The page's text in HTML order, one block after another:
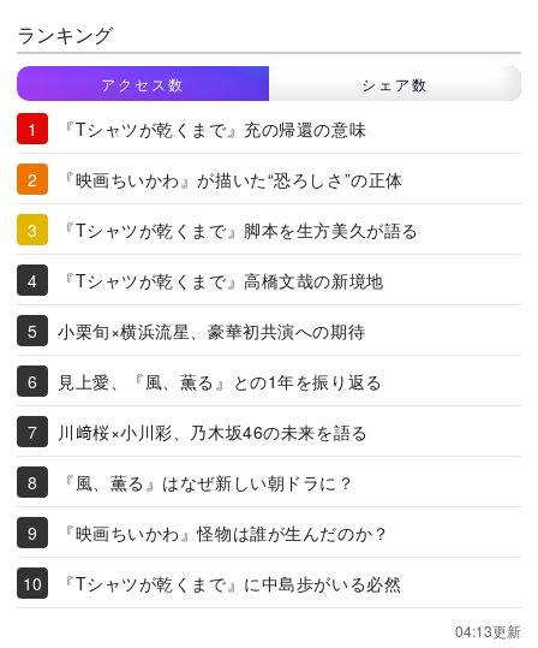
ランキング
アクセス数 シェア数
『Tシャツが乾くまで』充の帰還の意味
『映画ちいかわ』が描いた“恐ろしさ”の正体
『Tシャツが乾くまで』脚本を生方美久が語る
『Tシャツが乾くまで』高橋文哉の新境地
小栗旬×横浜流星、豪華初共演への期待
見上愛、『風、薫る』との1年を振り返る
川﨑桜×小川彩、乃木坂46の未来を語る
『風、薫る』はなぜ新しい朝ドラに？
『映画ちいかわ』怪物は誰が生んだのか？
『Tシャツが乾くまで』に中島歩がいる必然
04:13更新